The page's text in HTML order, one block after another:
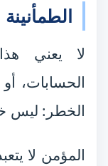
لا يعني
الحسابات،
الخطر: ليس
المؤمن لا